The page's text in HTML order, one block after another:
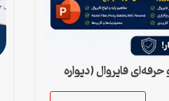
فایروال (دیواره